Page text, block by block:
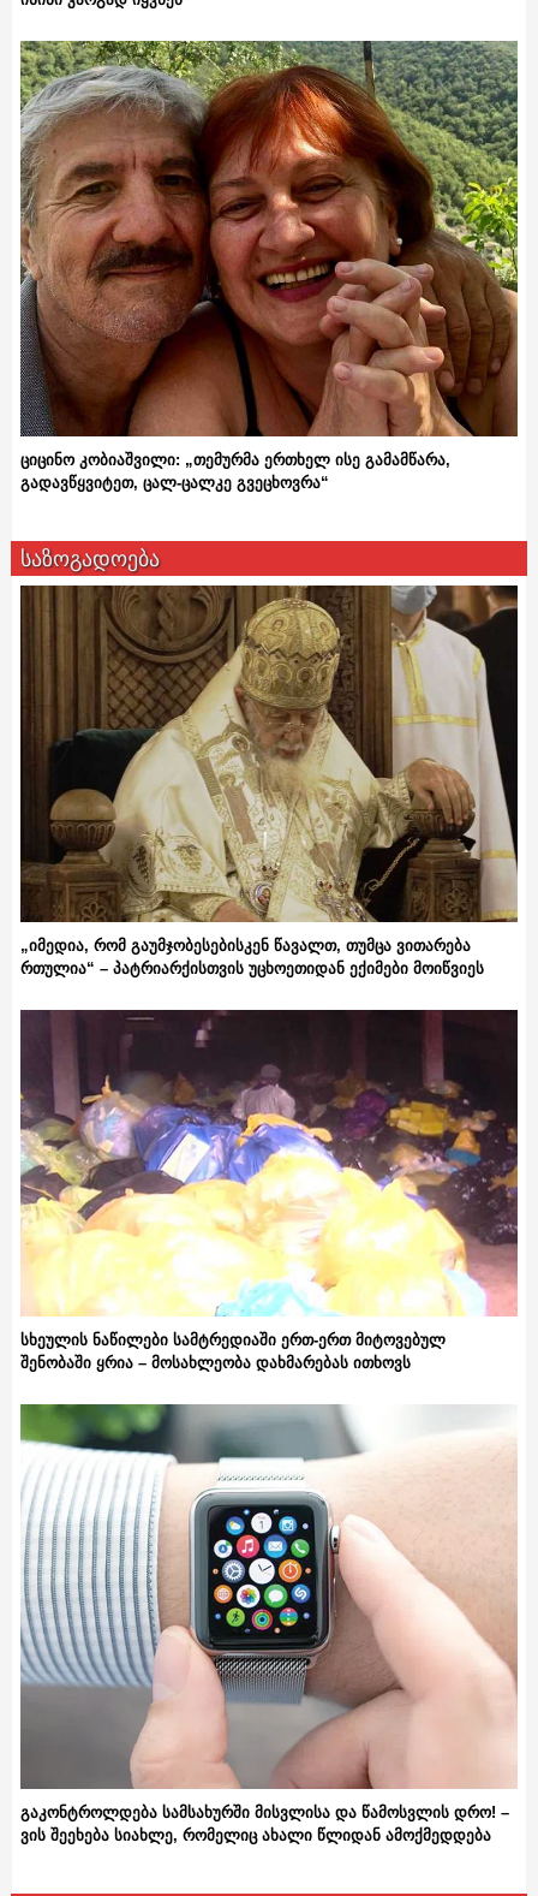
ციცინო კობიაშვილი: „თემურმა ერთხელ ისე გამამწარა,
გადავწყვიტეთ, ცალ-ცალკე გვეცხოვრა“
საზოგადოება
„იმედია, რომ გაუმჯობესებისკენ წავალთ, თუმცა ვითარება
რთულია“ – პატრიარქისთვის უცხოეთიდან ექიმები მოიწვიეს
სხეულის ნაწილები სამტრედიაში ერთ-ერთ მიტოვებულ
შენობაში ყრია – მოსახლეობა დახმარებას ითხოვს
გაკონტროლდება სამსახურში მისვლისა და წამოსვლის დრო! –
ვის შეეხება სიახლე, რომელიც ახალი წლიდან ამოქმედდება